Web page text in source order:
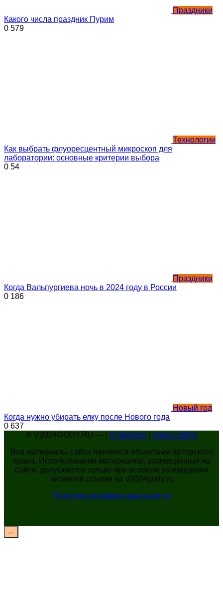
Праздники
Какого числа праздник Пурим
0 579
Технологии
Как выбрать флуоресцентный микроскоп для
лаборатории: основные критерии выбора
0 54
Праздники
Когда Вальпургиева ночь в 2024 году в России
0 186
Новый год
Когда нужно убирать елку после Нового года
0 637
© V2024GODY.RU — | О проекте
Карта сайта
Все материалы сайта являются объектами авторского
права. Использование материалов, размещённых на
сайте, допускается только при условии размещения
активной ссылки на v2024gody.ru
Политика конфиденциальности